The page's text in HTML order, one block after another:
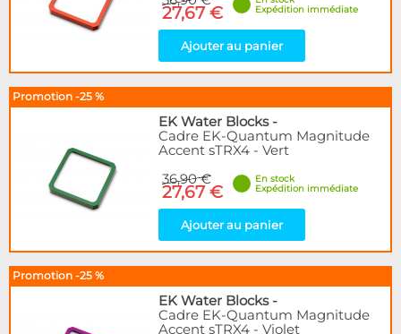
27,67 €
Expédition immédiate
Ajouter au panier
Promotion -25 %
EK Water Blocks-
Cadre EK-Quantum Magnitude
Accent sTRX4 - Vert
36,90 €
27,67 €
En stock
Expédition immédiate
Ajouter au panier
Promotion -25 %
EK Water Blocks-
Cadre EK-Quantum Magnitude
Accent sTRX4 - Violet